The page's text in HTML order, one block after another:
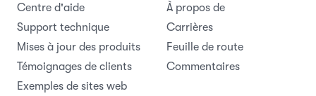
Centre d'aide
Support technique
Mises à jour des produits
Témoignages de clients
Exemples de sites web
À propos de
Carrières
Feuille de route
Commentaires